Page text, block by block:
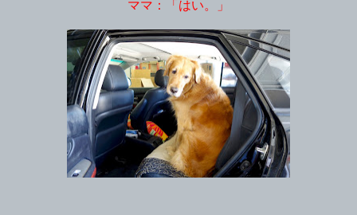
ママ：「はい。」